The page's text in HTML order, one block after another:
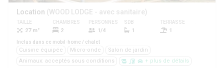
Location (WOOD LODGE - avec sanitaire)
TAILLE
27 m²
CHAMBRES
2
PERSONNES
1/4
SDB
1
TERRASSE
1
Inclus dans ce mobil-home / chalet
Cuisine équipée Micro-onde
Salon de jardin
Animaux: acceptés sous conditions
+ plus de détails